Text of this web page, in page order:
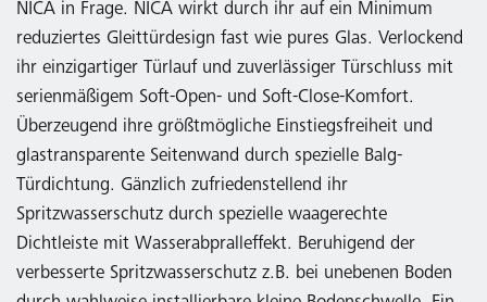
NICA in Frage. NICA wirkt durch ihr auf ein Minimum
reduziertes Gleittürdesign fast wie pures Glas. Verlockend
ihr einzigartiger Türlauf und zuverlässiger Türschluss mit
serienmäßigem Soft-Open- und Soft-Close-Komfort.
Überzeugend ihre größtmögliche Einstiegsfreiheit und
glastransparente Seitenwand durch spezielle Balg-
Türdichtung. Gänzlich zufriedenstellend ihr
Spritzwasserschutz durch spezielle waagerechte
Dichtleiste mit Wasserabpralleffekt. Beruhigend der
verbesserte Spritzwasserschutz z.B. bei unebenen Boden